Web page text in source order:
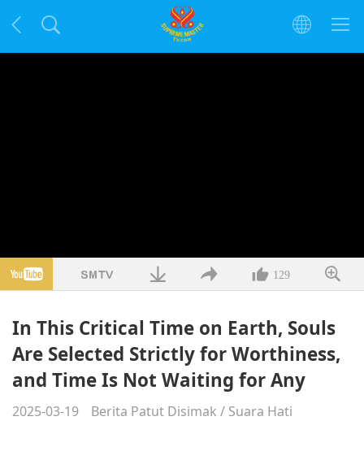
129
In This Critical Time on Earth, Souls
Are Selected Strictly for Worthiness,
and Time Is Not Waiting for Any
2025-03-19 Berita Patut Disimak / Suara Hati